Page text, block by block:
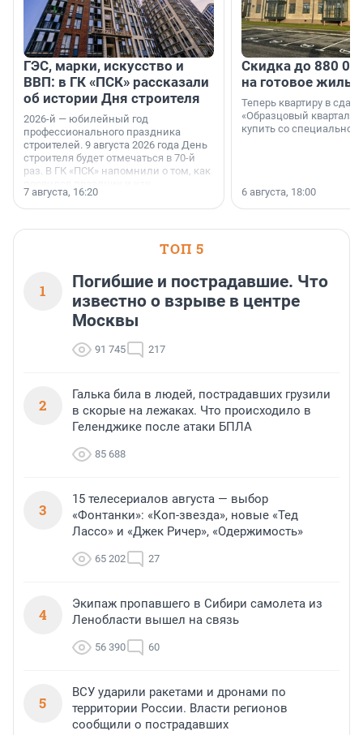
ГЭС, марки, искусство и
ВВП: в ГК «ПСК» рассказали
об истории Дня строителя
2026-й — юбилейный год
профессионального праздника
строителей. 9 августа 2026 года День
строителя будет отмечаться в 70-й
раз. В ГК «ПСК» напомнили о том, как
поменялась роль строительства.
7 августа, 16:20
Скидка до 880
на готовое
Теперь квартиру в
«Образцовый квартал
купить со специальной
6 августа, 18:00
ТОП 5
1
Погибшие и пострадавшие. Что
известно о взрыве в центре
Москвы
91 745 217
2
Галька била в людей, пострадавших грузили
в скорые на лежаках. Что происходило в
Геленджике после атаки БПЛА
85 688
3
15 телесериалов августа — выбор
«Фонтанки»: «Коп-звезда», новые «Тед
Лассо» и «Джек Ричер», «Одержимость»
65 202 27
4
Экипаж пропавшего в Сибири самолета из
Ленобласти вышел на связь
56 390 60
5
ВСУ ударили ракетами и дронами по
территории России. Власти регионов
сообщили о пострадавших